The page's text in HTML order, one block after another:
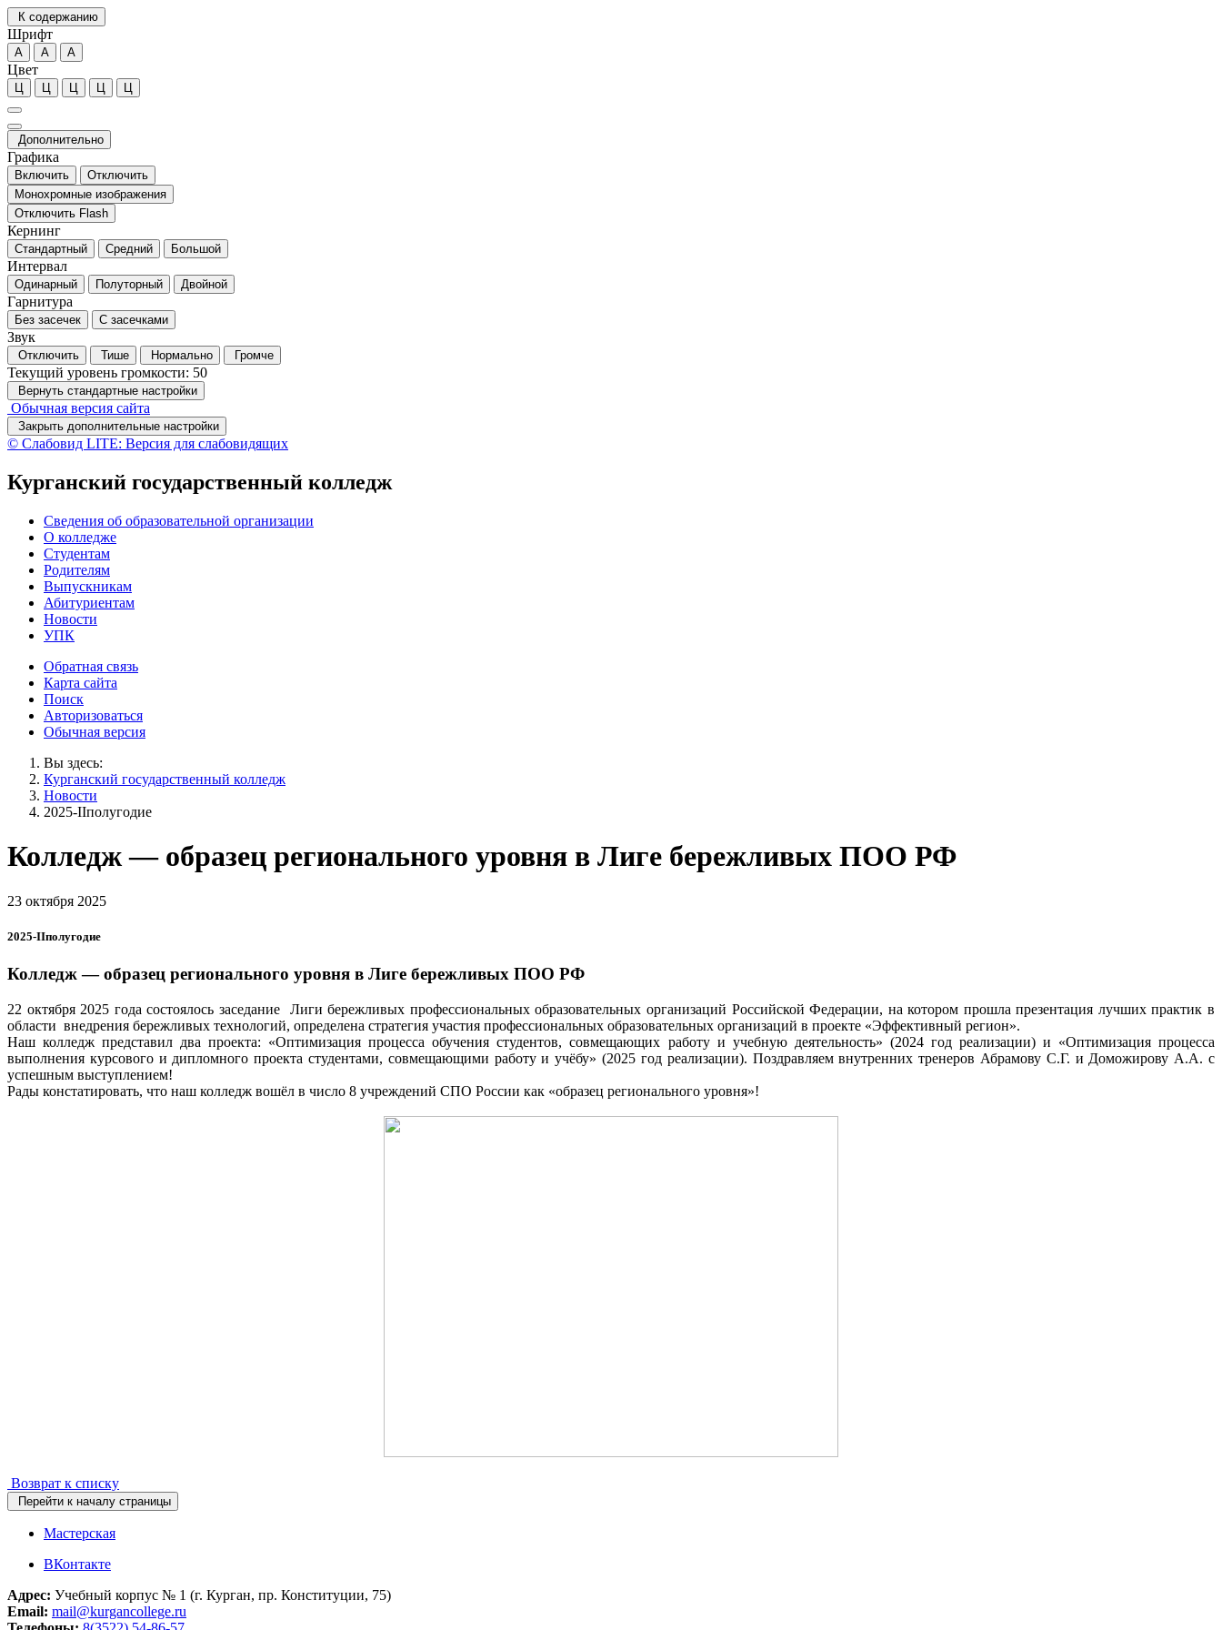
К содержанию
Шрифт
А А А
Цвет
Ц Ц Ц Ц Ц
Дополнительно
Графика
Включить
Отключить
Монохромные изображения
Отключить Flash
Кернинг
Стандартный Средний Большой
Интервал
Одинарный Полуторный Двойной
Гарнитура
Без засечек С засечками
Звук
Отключить Тише Нормально Громче
Текущий уровень громкости: 50
Вернуть стандартные настройки
Обычная версия сайта
Закрыть дополнительные настройки
© Слабовид LITE: Версия для слабовидящих
Курганский государственный колледж
Сведения об образовательной организации
О колледже
Студентам
Родителям
Выпускникам
Абитуриентам
Новости
УПК
Обратная связь
Карта сайта
Поиск
Авторизоваться
Обычная версия
Вы здесь:
Курганский государственный колледж
Новости
2025-IIполугодие
Колледж — образец регионального уровня в Лиге бережливых ПОО РФ
23 октября 2025
2025-IIполугодие
Колледж — образец регионального уровня в Лиге бережливых ПОО РФ
22 октября 2025 года состоялось заседание Лиги бережливых профессиональных образовательных организаций Российской Федерации, на котором прошла презентация лучших практик в
области внедрения бережливых технологий, определена стратегия участия профессиональных образовательных организаций в проекте «Эффективный регион».
Наш колледж представил два проекта: «Оптимизация процесса обучения студентов, совмещающих работу и учебную деятельность» (2024 год реализации) и «Оптимизация процесса
выполнения курсового и дипломного проекта студентами, совмещающими работу и учёбу» (2025 год реализации). Поздравляем внутренних тренеров Абрамову С.Г. и Доможирову А.А. с
успешным выступлением!
Рады констатировать, что наш колледж вошёл в число 8 учреждений СПО России как «образец регионального уровня»!
Возврат к списку
Перейти к началу страницы
Мастерская
ВКонтакте
Адрес: Учебный корпус № 1 (г. Курган, пр. Конституции, 75)
Email: mail@kurgancollege.ru